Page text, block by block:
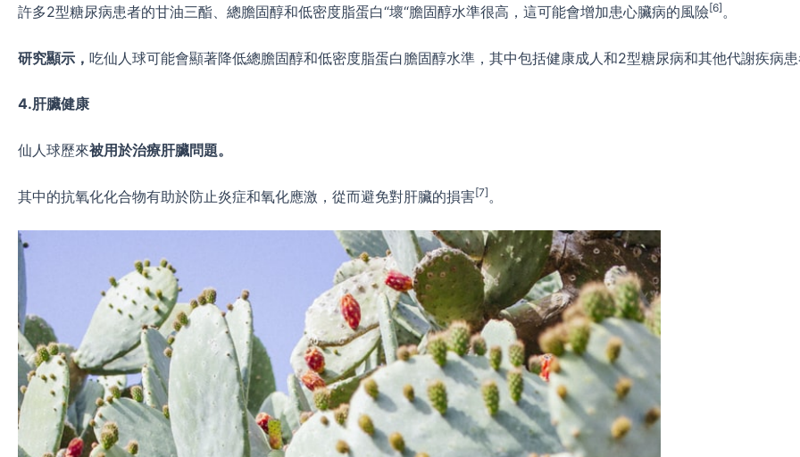
許多2型糖尿病患者的甘油三酯、總膽固醇和低密度脂蛋白“壞“膽固醇水準很高，這可能會增加患心臟病的風險[6]。
研究顯示， 吃仙人球可能會顯著降低總膽固醇和低密度脂蛋白膽固醇水準，其中包括健康成人和2型糖尿病和其他代謝疾病
4.肝臟健康
仙人球歷來被用於治療肝臟問題。
其中的抗氧化化合物有助於防止炎症和氧化應激，從而避免對肝臟的損害[7] 。